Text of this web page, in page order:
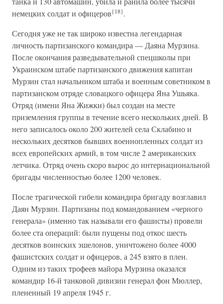
немецких солдат и офицеров{18}.
Сегодня уже не так широко известна легендарная
личность партизанского командира — Даяна Мурзина.
После окончания разведывательной спецшколы при
Украинском штабе партизанского движения капитан
Мурзин стал начальником штаба и военным советником в
партизанском отряде словацкого офицера Яна Ушьяка.
Отряд (имени Яна Жижки) был создан на месте
приземления группы в течение всего нескольких дней. В
него записалось около 200 жителей села Склабино и
нескольких десятков бывших военнопленных солдат из
всех европейских армий, в том числе 2 американских
летчика. Отряд очень скоро вырос до интернациональной
бригады численностью более 1200 человек.
После трагической гибели командира бригаду возглавил
Даян Мурзин. Партизаны под командованием «черного
генерала» (именно так называли его фашисты) провели
более ста операций: были пущены под откос шесть
десятков воинских эшелонов, уничтожено более 4000
фашистских солдат и офицеров, а 245 взято в плен.
Одним из таких трофеев майора Мурзина оказался
командир 16-й танковой дивизии генерал фон Мюллер,
плененный 19 апреля 1945 г.